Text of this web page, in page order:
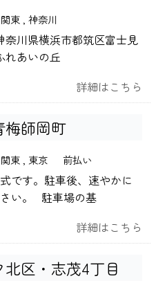
関東 神奈川
奈川県横浜市都筑区富士見
れあいの丘
詳細はこちら
梅師岡町
関東 東京 前払い
です。駐車後、速やかに
い。 駐車場の基
詳細はこちら
区・志茂4丁目